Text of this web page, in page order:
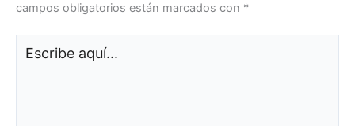
campos obligatorios están marcados con *
aquí...